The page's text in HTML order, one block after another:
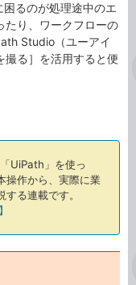
るのが処理途中のエ
たり、ワークフローの
Studio（ユーアイ
撮る］を活用すると便
UiPath」を使っ
操作から、実際に業
る連載です。